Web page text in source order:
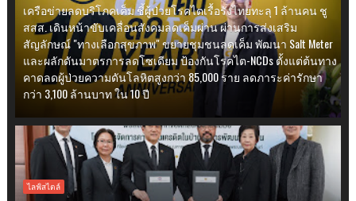
เครือข่ายลดบริโภคเค็ม ชี้ผู้ป่วยโรคไตเรื้อรังไทยทะลุ 1 ล้านคน ชู
สสส. เดินหน้าขับเคลื่อนสังคมลดเค็มผ่าน ผ่านการส่งเสริม
สัญลักษณ์ "ทางเลือกสุขภาพ" ขยายชุมชนลดเค็ม พัฒนา Salt Meter
และผลักดันมาตรการลดโซเดียม ป้องกันโรคไต-NCDs ตั้งแต่ต้นทาง
คาดลดผู้ป่วยความดันโลหิตสูงกว่า 85,000 ราย ลดภาระค่ารักษา
กว่า 3,100 ล้านบาท ใน 10 ปี
ไลฟ์สไตล์